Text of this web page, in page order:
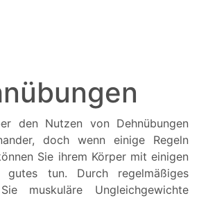
den Nutzen von Dehnübungen
doch wenn einige Regeln
Sie ihrem Körper mit einigen
gutes tun. Durch regelmäßiges
muskuläre Ungleichgewichte